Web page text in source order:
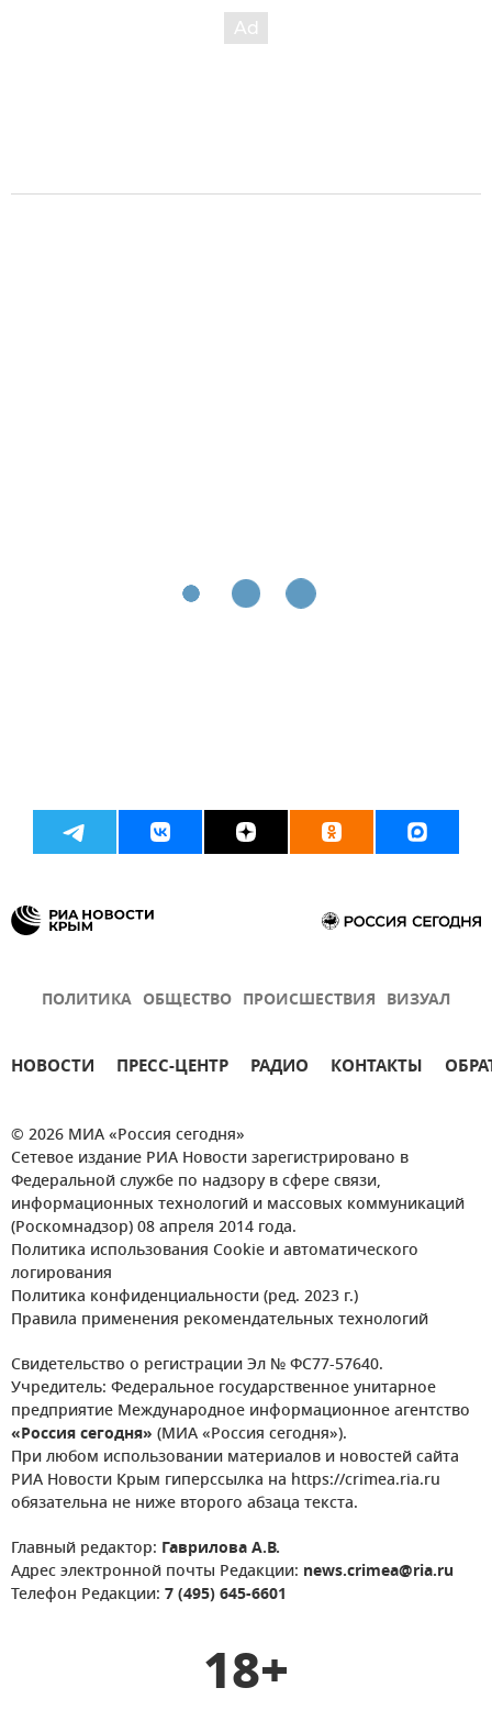
ПОЛИТИКА ОБЩЕСТВО ПРОИСШЕСТВИЯ ВИЗУАЛ
НОВОСТИ ПРЕСС-ЦЕНТР РАДИО КОНТАКТЫ
© 2026 МИА «Россия сегодня»
Сетевое издание РИА Новости зарегистрировано в
Федеральной службе по надзору в сфере связи,
информационных технологий и массовых коммуникаций
(Роскомнадзор) 08 апреля 2014 года.
Политика использования Cookie и автоматического
логирования
Политика конфиденциальности (ред. 2023 г.)
Правила применения рекомендательных технологий
Свидетельство о регистрации Эл № ФС77-57640.
Учредитель: Федеральное государственное унитарное
предприятие Международное информационное агентство
«Россия сегодня» (МИА «Россия сегодня»).
При любом использовании материалов и новостей сайта
РИА Новости Крым гиперссылка на https://crimea.ria.ru
обязательна не ниже второго абзаца текста.
Главный редактор: Гаврилова А.В.
Адрес электронной почты Редакции: news.crimea@ria.ru
Телефон Редакции: 7 (495) 645-6601
18+